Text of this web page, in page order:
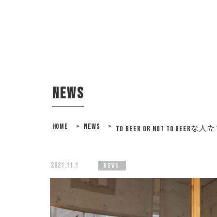
news
HOME > NEWS > TO BEER OR NOT TO BEERな人
2021.11.1 news